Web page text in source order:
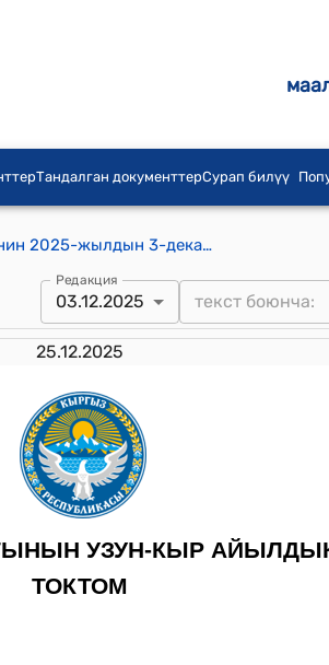
Тандалган документтерСурап билүү
Узун-Кыр айыл аймагынын Узун-Кыр айылдык кеңешинин 2025-жылдын 3-декабрындагы № 65/XVI "Айылдык кеңештин төрагасын мөөнөтүнөн мурда бошотуу жөнүндө" токтому
Редакция
03.12.2025
25.12.2025